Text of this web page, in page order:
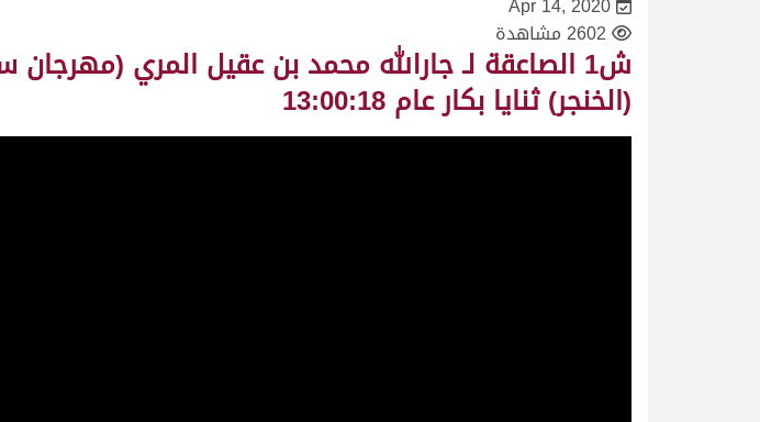
2602 مشاهدة
(الخنجر) ثنايا بكار عام 13:00:18